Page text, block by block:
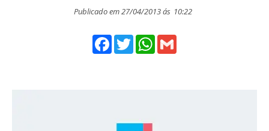
Publicado em 27/04/2013 ás 10:22
Facebook
TwitterWhatsApp